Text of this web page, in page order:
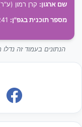
שם ארגון: קרן רמון
מספר תוכנית בגפ"ן:
הנתונים בעמוד זה